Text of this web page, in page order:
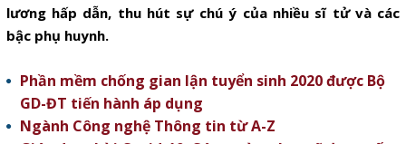
lương hấp dẫn, thu hút sự chú ý của nhiều sĩ tử và các
bậc phụ huynh.
Phần mềm chống gian lận tuyển sinh 2020 được Bộ
GD-ĐT tiến hành áp dụng
Ngành Công nghệ Thông tin từ A-Z